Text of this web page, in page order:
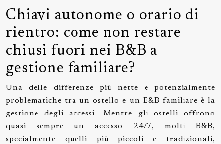
Chiavi autonome o orario di
rientro: come non restare
chiusi fuori nei B&B a
gestione familiare?
Una delle differenze più nette e potenzialmente
problematiche tra un ostello e un B&B familiare è la
gestione degli accessi. Mentre gli ostelli offrono
quasi sempre un accesso 24/7, molti B&B,
specialmente quelli più piccoli e tradizionali,